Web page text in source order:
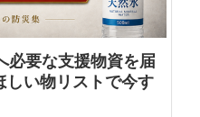
必要な支援物資を届
い物リストで今す